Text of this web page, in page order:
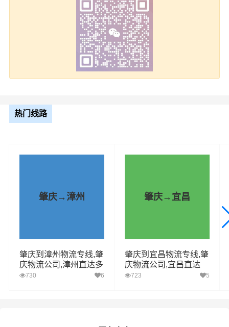
集县、封开县、德庆县、四会（详细提货位
置请电话沟通）
绥化
整车运输报价参考（4.2米-17.5米平板，高栏或厢车）
6.8米 电话咨询
13米 3483.19km 电话咨询
17.5米 3483.19km
热门线路
肇庆→漳州
肇庆到漳州物流专线,肇
庆物流公司,漳州直达多
少钱
730 6
肇庆→宜昌
肇庆到宜昌物流专线,肇
庆物流公司,宜昌直达
723 5